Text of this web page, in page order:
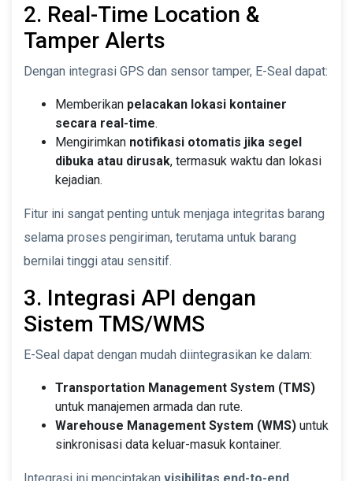
2. Real-Time Location &
Tamper Alerts
Dengan integrasi GPS dan sensor tamper, E-Seal dapat:
Memberikan pelacakan lokasi kontainer
secara real-time.
Mengirimkan notifikasi otomatis jika segel
dibuka atau dirusak, termasuk waktu dan lokasi
kejadian.
Fitur ini sangat penting untuk menjaga integritas barang
selama proses pengiriman, terutama untuk barang
bernilai tinggi atau sensitif.
3. Integrasi API dengan
Sistem TMS/WMS
E-Seal dapat dengan mudah diintegrasikan ke dalam:
Transportation Management System (TMS)
untuk manajemen armada dan rute.
Warehouse Management System (WMS) untuk
sinkronisasi data keluar-masuk kontainer.